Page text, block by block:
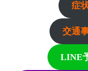
症
交通
LINE